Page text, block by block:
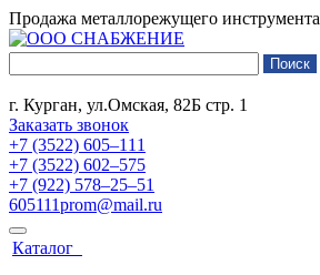
Продажа металлорежущего инструмента
г. Курган, ул.Омская, 82Б стр. 1
Заказать звонок
+7 (3522) 605‒111
+7 (3522) 602‒575
+7 (922) 578‒25‒51
605111prom@mail.ru
Каталог